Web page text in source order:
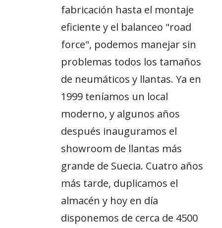
fabricación hasta el montaje
eficiente y el balanceo "road
force", podemos manejar sin
problemas todos los tamaños
de neumáticos y llantas. Ya en
1999 teníamos un local
moderno, y algunos años
después inauguramos el
showroom de llantas más
grande de Suecia. Cuatro años
más tarde, duplicamos el
almacén y hoy en día
disponemos de cerca de 4500